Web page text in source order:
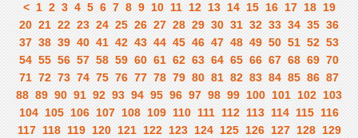
< 1 2 3 4 5 6 7 8 9 10 11 12 13 14 15 16 17 18 19
20 21 22 23 24 25 26 27 28 29 30 31 32 33 34 35 36
37 38 39 40 41 42 43 44 45 46 47 48 49 50 51 52 53
54 55 56 57 58 59 60 61 62 63 64 65 66 67 68 69 70
71 72 73 74 75 76 77 78 79 80 81 82 83 84 85 86 87
88 89 90 91 92 93 94 95 96 97 98 99 100 101 102 103
104 105 106 107 108 109 110 111 112 113 114 115 116
117 118 119 120 121 122 123 124 125 126 127 128 129